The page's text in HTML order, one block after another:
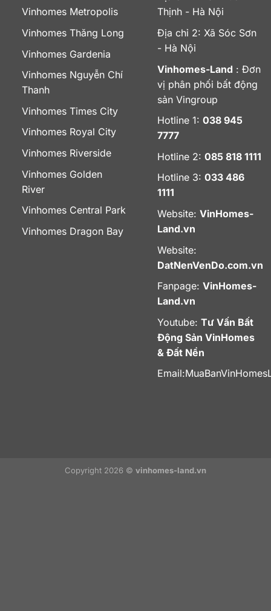
Vinhomes Metropolis
Vinhomes Thăng Long
Vinhomes Gardenia
Vinhomes Nguyễn Chí
Thanh
Vinhomes Times City
Vinhomes Royal City
Vinhomes Riverside
Vinhomes Golden
River
Vinhomes Central Park
Vinhomes Dragon Bay
Thịnh - Hà Nội
Địa chỉ 2: Xã Sóc Sơn
- Hà Nội
Vinhomes-Land : Đơn
vị phân phối bất động
sản Vingroup
Hotline 1: 038 945
7777
Hotline 2: 085 818 1111
Hotline 3: 033 486
1111
Website: VinHomes-
Land.vn
Website:
DatNenVenDo.com.vn
Fanpage: VinHomes-
Land.vn
Youtube: Tư Vấn Bất
Động Sản VinHomes
& Đất Nền
Email:
Copyright 2026 © vinhomes-land.vn